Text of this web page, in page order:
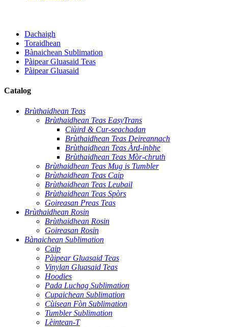
Dachaigh
Toraidhean
Bànaichean Sublimation
Pàipear Gluasaid Teas
Pàipear Gluasaid
Catalog
Brùthaidhean Teas
Brùthaidhean Teas EasyTrans
Ciùird & Cur-seachadan
Brùthaidhean Teas Deireannach
Brùthaidhean Teas Àrd-inbhe
Brùthaidhean Teas Mòr-chruth
Brùthaidhean Teas Mug is Tumbler
Brùthaidhean Teas Caip
Brùthaidhean Teas Leubail
Brùthaidhean Teas Spòrs
Goireasan Preas Teas
Brùthaidhean Rosin
Brùthaidhean Rosin
Goireasan Rosin
Bànaichean Sublimation
Caip
Pàipear Gluasaid Teas
Vinylan Gluasaid Teas
Hoodies
Pada Luchag Sublimation
Cupaichean Sublimation
Cùisean Fòn Sublimation
Tumbler Sublimation
Lèintean-T